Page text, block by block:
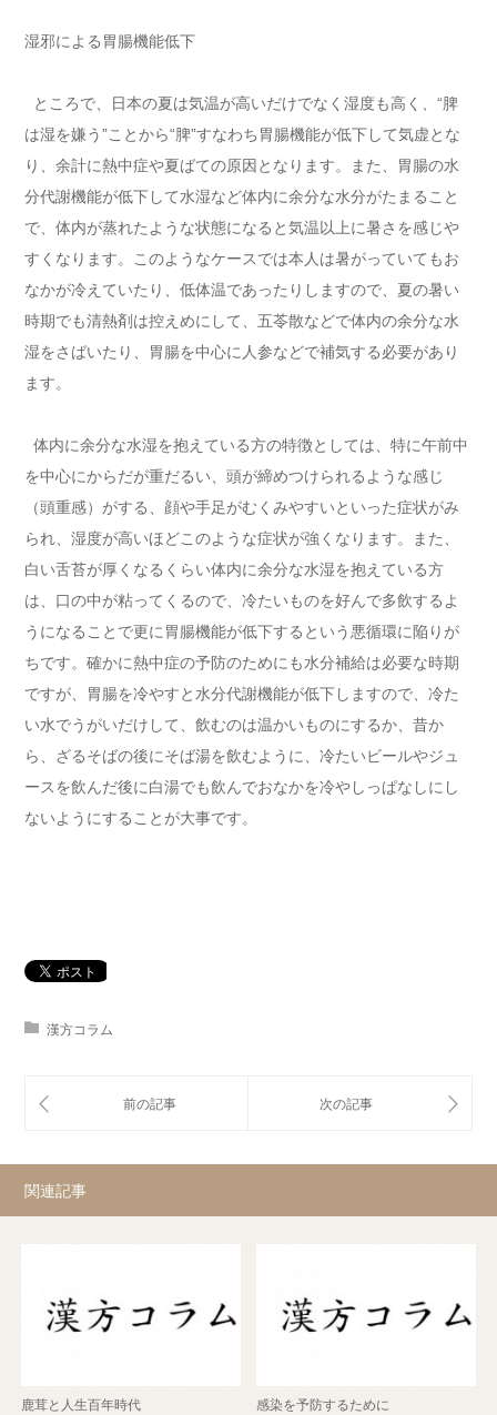
湿邪による胃腸機能低下
ところで、日本の夏は気温が高いだけでなく湿度も高く、“脾
は湿を嫌う”ことから“脾”すなわち胃腸機能が低下して気虚とな
り、余計に熱中症や夏ばての原因となります。また、胃腸の水
分代謝機能が低下して水湿など体内に余分な水分がたまること
で、体内が蒸れたような状態になると気温以上に暑さを感じや
すくなります。このようなケースでは本人は暑がっていてもお
なかが冷えていたり、低体温であったりしますので、夏の暑い
時期でも清熱剤は控えめにして、五苓散などで体内の余分な水
湿をさばいたり、胃腸を中心に人参などで補気する必要があり
ます。
体内に余分な水湿を抱えている方の特徴としては、特に午前中
を中心にからだが重だるい、頭が締めつけられるような感じ
（頭重感）がする、顔や手足がむくみやすいといった症状がみ
られ、湿度が高いほどこのような症状が強くなります。また、
白い舌苔が厚くなるくらい体内に余分な水湿を抱えている方
は、口の中が粘ってくるので、冷たいものを好んで多飲するよ
うになることで更に胃腸機能が低下するという悪循環に陥りが
ちです。確かに熱中症の予防のためにも水分補給は必要な時期
ですが、胃腸を冷やすと水分代謝機能が低下しますので、冷た
い水でうがいだけして、飲むのは温かいものにするか、昔か
ら、ざるそばの後にそば湯を飲むように、冷たいビールやジュ
ースを飲んだ後に白湯でも飲んでおなかを冷やしっぱなしにし
ないようにすることが大事です。
漢方コラム
関連記事
鹿茸と人生百年時代 感染を予防するために